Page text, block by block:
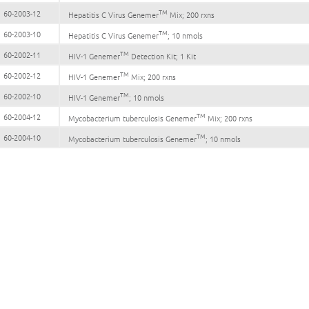
60-2003-12 Hepatitis C Virus GenemerTM Mix; 200 rxns
60-2003-10
Hepatitis C Virus GenemerTM; 10 nmols
60-2002-11
HIV-1 GenemerTM Detection Kit; 1 Kit
60-2002-12
HIV-1 GenemerTM Mix; 200 rxns
60-2002-10
HIV-1 GenemerTM; 10 nmols
60-2004-12
Mycobacterium tuberculosis GenemerTM Mix; 200 rxns
60-2004-10
Mycobacterium tuberculosis GenemerTM; 10 nmols